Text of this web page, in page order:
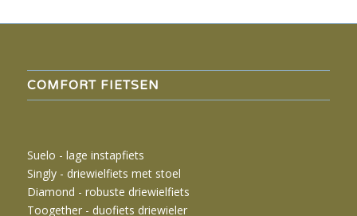
COMFORT FIETSEN
Suelo - lage instapfiets
Singly - driewielfiets met stoel
Diamond - robuste driewielfiets
Toogether - duofiets driewieler